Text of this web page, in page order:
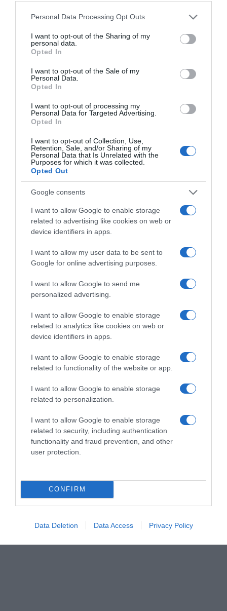
Please note that this website/app uses one or more Google
not limited to your visit or usage behaviour. You may click to
grant or deny consent to Google and its third-party tags to
use your data for below specified purposes in below Google
consent section.
Personal Data Processing Opt Outs
I want to opt-out of the Sharing of my
personal data.
Opted In
I want to opt-out of the Sale of my
Personal Data.
Opted In
I want to opt-out of processing my
Personal Data for Targeted Advertising.
Opted In
I want to opt-out of Collection, Use,
Retention, Sale, and/or Sharing of my
Personal Data that Is Unrelated with the
Purposes for which it was collected.
Opted Out
Google consents
I want to allow Google to enable storage
related to advertising like cookies on web or
device identifiers in apps.
I want to allow my user data to be sent to
Google for online advertising purposes.
I want to allow Google to send me
personalized advertising.
I want to allow Google to enable storage
related to analytics like cookies on web or
device identifiers in apps.
I want to allow Google to enable storage
related to functionality of the website or app.
I want to allow Google to enable storage
related to personalization.
I want to allow Google to enable storage
related to security, including authentication
functionality and fraud prevention, and other
user protection.
CONFIRM
Data Deletion Data Access Privacy Policy
Se souvenir de moi
Se connecter
AILLEURS SUR LE WEB